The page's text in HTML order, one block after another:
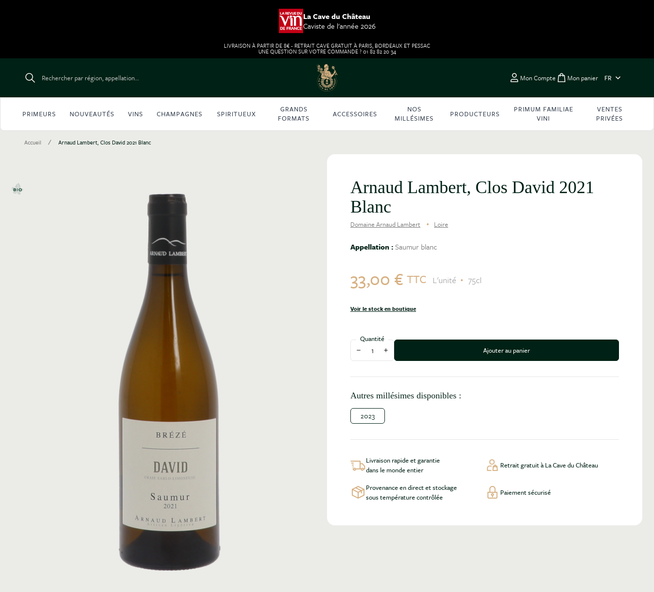
La Cave du Château
Caviste de l'année 2026
LIVRAISON À PARTIR DE 8€ - RETRAIT CAVE GRATUIT À PARIS, BORDEAUX ET PESSAC
UNE QUESTION SUR VOTRE COMMANDE ? 01 82 82 20 34
Rechercher par région, appellation... Mon Compte Toggle minicart,
Mon panier FR
PRIMEURS NOUVEAUTÉS VINS CHAMPAGNES SPIRITUEUX
GRANDS
FORMATS
ACCESSOIRES
NOS
MILLÉSIMES
PRODUCTEURS
PRIMUM FAMILIAE
VINI
VENTES
PRIVÉES
Accueil / Arnaud Lambert, Clos David 2021 Blanc
Arnaud Lambert, Clos David 2021
Blanc
Domaine Arnaud Lambert Loire
Appellation :Saumur blanc
33,00 € TTC L'unité 75cl
Voir le stock en boutique
Quantité
Diminuer la quantité
Augmenter la quantité Ajouter au panier
Autres millésimes disponibles :
2023
Livraison rapide et garantie
dans le monde entier
Retrait gratuit à La Cave du Château
Provenance en direct et stockage
sous température contrôlée
Paiement sécurisé